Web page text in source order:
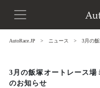
AutoRace.JP ニュース 3月の
3月の飯塚オートレース
のお知らせ